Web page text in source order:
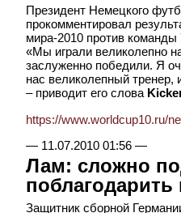
Президент Немецкого
прокомментировал
мира-2010 против команды
«Мы играли великолепно
заслуженно победили. Я
нас великолепный
– приводит его слова
https://www.worldcup10.ru/
— 11.07.2010 01:56—
Лам: сложно
Защитник сборной